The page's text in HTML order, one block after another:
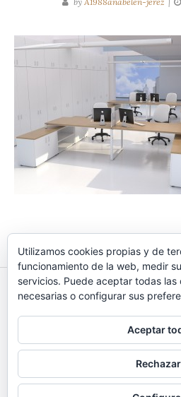
Navegación
de
entradas
MOBILIARIO
A
Utilizamos cookies propias y de
funcionamiento de la web, medir
servicios. Puede aceptar todas
necesarias o configurar sus
Aceptar
Rechazar